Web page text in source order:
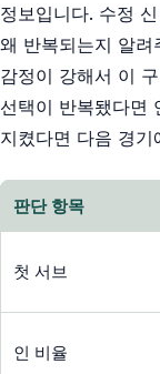
정보입니다. 수정
왜 반복되는지 알
감정이 강해서 이
선택이 반복됐다면
지켰다면 다음 경
판단 항목
첫 서브
인 비율